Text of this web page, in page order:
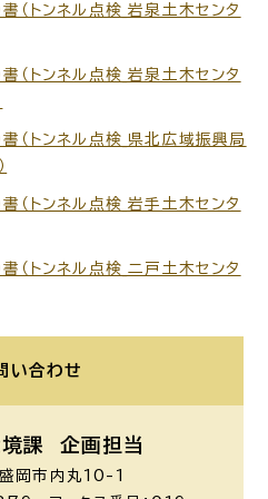
（トンネル点検_岩泉土木センタ
（トンネル点検_岩泉土木センタ
（トンネル点検_県北広域振興局
（トンネル点検_岩手土木センタ
（トンネル点検_二戸土木センタ
い合わせ
課 企画担当
市内丸10-1